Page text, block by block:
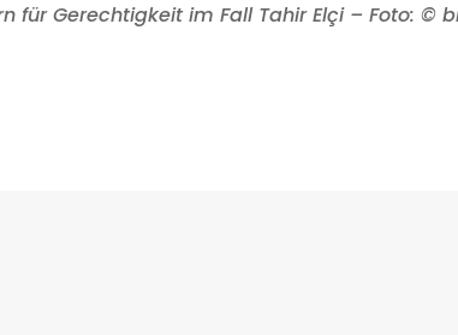
für Gerechtigkeit im Fall Tahir Elçi – Foto: ©